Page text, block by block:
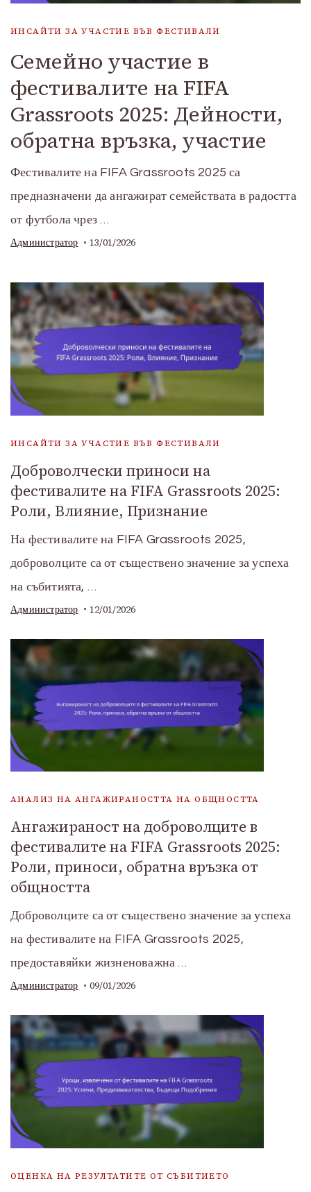
ИНСАЙТИ ЗА УЧАСТИЕ ВЪВ ФЕСТИВАЛИ
Семейно участие в
фестивалите на FIFA
Grassroots 2025: Дейности,
обратна връзка, участие
Фестивалите на FIFA Grassroots 2025 са
предназначени да ангажират семействата в радостта
от футбола чрез …
Администратор 13/01/2026
ИНСАЙТИ ЗА УЧАСТИЕ ВЪВ ФЕСТИВАЛИ
Доброволчески приноси на
фестивалите на FIFA Grassroots 2025:
Роли, Влияние, Признание
На фестивалите на FIFA Grassroots 2025,
доброволците са от съществено значение за успеха
на събитията, …
Администратор 12/01/2026
АНАЛИЗ НА АНГАЖИРАНОСТТА НА ОБЩНОСТТА
Ангажираност на доброволците в
фестивалите на FIFA Grassroots 2025:
Роли, приноси, обратна връзка от
общността
Доброволците са от съществено значение за успеха
на фестивалите на FIFA Grassroots 2025,
предоставяйки жизненоважна …
Администратор 09/01/2026
ОЦЕНКА НА РЕЗУЛТАТИТЕ ОТ СЪБИТИЕТО